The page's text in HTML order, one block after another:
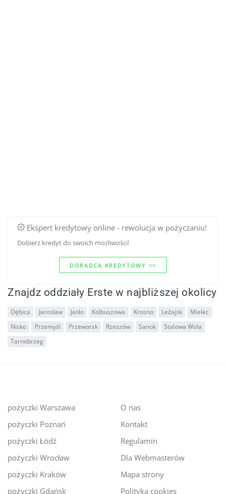
Ekspert kredytowy online - rewolucja w pożyczaniu!
Dobierz kredyt do swoich mozliwości!
DORADCA KREDYTOWY >>
Znajdz oddziały Erste w najbliższej okolicy
Dębica Jarosław Jasło Kolbuszowa Krosno Leżajsk
Mielec
Nisko
Przemyśl Przeworsk Rzeszów Sanok
Stalowa Wola
Tarnobrzeg
pożyczki Warszawa
pożyczki Poznań
pożyczki Łódź
pożyczki Wrocław
pożyczki Kraków
pożyczki Gdańsk
O nas
Kontakt
Regulamin
Dla Webmasterów
Mapa strony
Polityka cookies